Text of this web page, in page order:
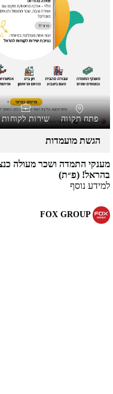
פתח תקווה שירות לקוחות
הגשת מועמדות
מענקי התמדה ושכר מעולה
בהראל! (פ״ת)
למידע נוסף
FOX GROUP